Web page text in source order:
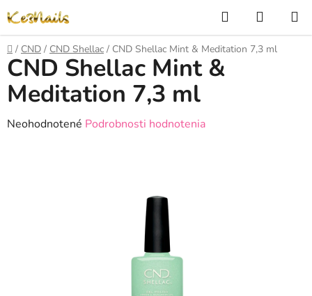
na
obsah
Hľadať
KOŠÍK
Domov
/ CND / CND Shellac / CND Shellac Mint & Meditation 7,3 ml
CND Shellac Mint &
Meditation 7,3 ml
Priemerné
Neohodnotené Podrobnosti hodnotenia